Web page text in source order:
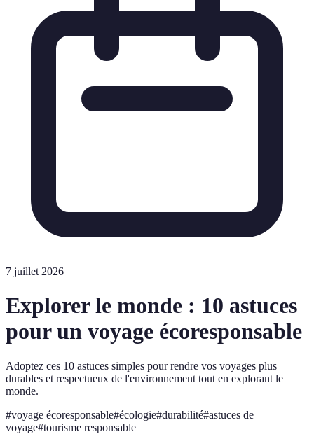
7 juillet 2026
Explorer le monde : 10 astuces
pour un voyage écoresponsable
Adoptez ces 10 astuces simples pour rendre vos voyages plus
durables et respectueux de l'environnement tout en explorant le
monde.
#voyage écoresponsable#écologie#durabilité#astuces de
voyage#tourisme responsable